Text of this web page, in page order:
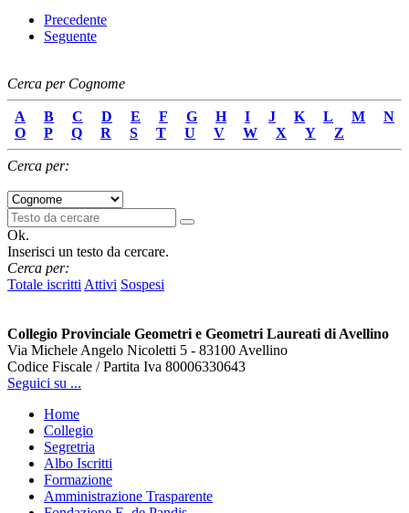
Precedente
Seguente
Cerca per Cognome
A B C D E F G H I J K L M
N
O
P Q R S T U V W X Y Z
Cerca per:
Ok.
Inserisci un testo da cercare.
Cerca per:
Totale iscritti Attivi Sospesi
Collegio Provinciale Geometri e Geometri Laureati di Avellino
Via Michele Angelo Nicoletti 5 - 83100 Avellino
Codice Fiscale / Partita Iva 80006330643
Seguici su ...
Home
Collegio
Segretria
Albo Iscritti
Formazione
Amministrazione Trasparente